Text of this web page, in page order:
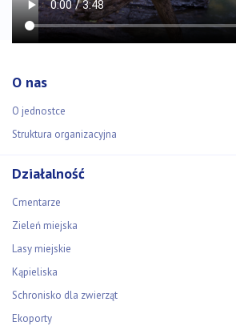
O nas
O jednostce
Struktura organizacyjna
Działalność
Cmentarze
Zieleń miejska
Lasy miejskie
Kąpieliska
Schronisko dla zwierząt
Ekoporty